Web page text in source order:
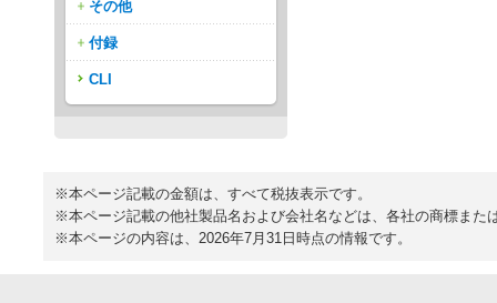
その他
付録
CLI
※本ページ記載の金額は、すべて税抜表示です。
※本ページ記載の他社製品名および会社名などは、各社の商標また
※本ページの内容は、2026年7月31日時点の情報です。